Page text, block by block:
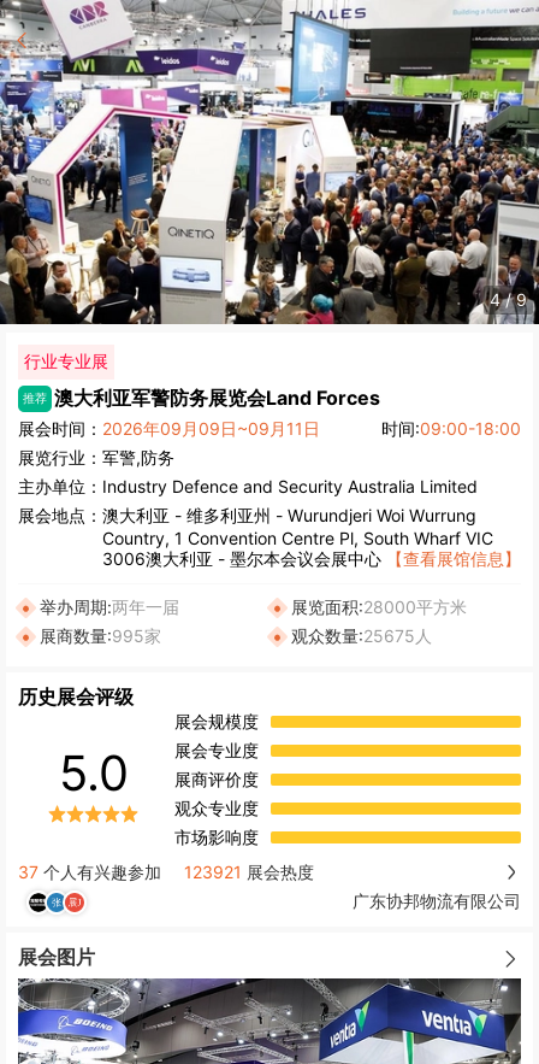
4/9
行业专业展
推荐 澳大利亚军警防务展览会Land Forces
展会时间： 2026年09月09日~09月11日 时间:09:00-18:00
展览行业： 军警,防务
主办单位： Industry Defence and Security Australia Limited
展会地点： 澳大利亚 - 维多利亚州 - Wurundjeri Woi Wurrung
Country, 1 Convention Centre Pl, South Wharf VIC
3006澳大利亚 - 墨尔本会议会展中心
【查看展馆信息】
举办周期:两年一届 展览面积:28000平方米
展商数量:995家 观众数量:25675人
历史展会评级
5.0
展会规模度
展会专业度
展商评价度
观众专业度
市场影响度
37 个人有兴趣参加 123921 展会热度
广东协邦物流有限公司
展会图片